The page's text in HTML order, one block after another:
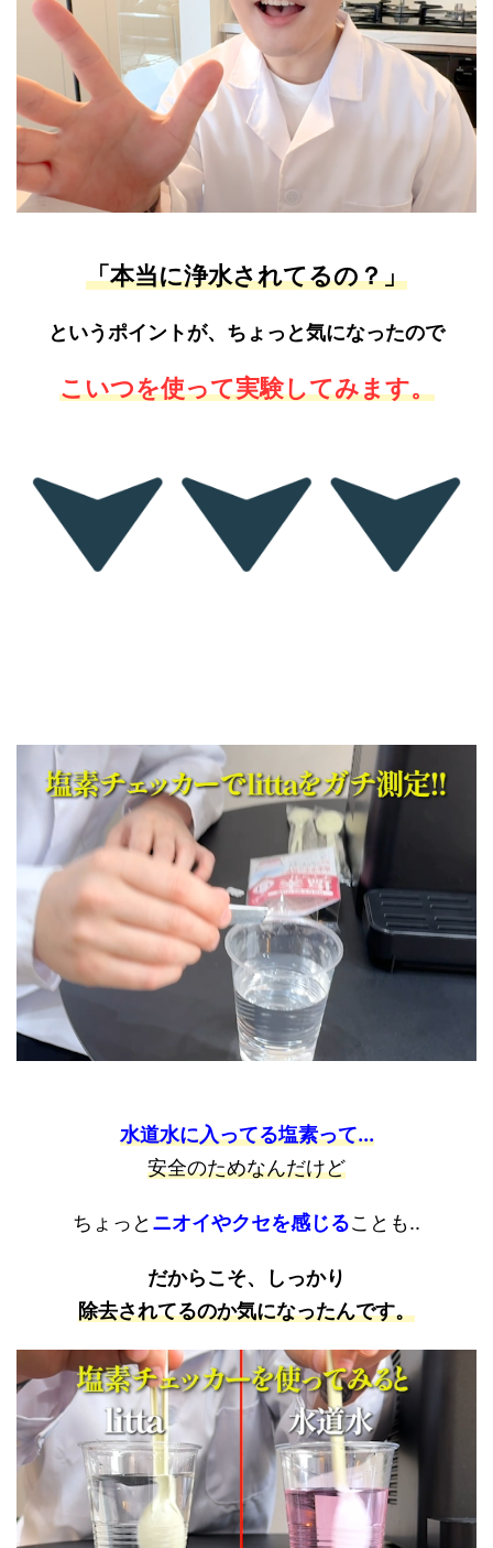
「本当に浄水されてるの？」
というポイントが、ちょっと気になったので
こいつを使って実験してみます。
水道水に入ってる塩素って...
安全のためなんだけど
ちょっと ニオイやクセを感じることも..
だからこそ、しっかり
除去されてるのか気になったんです。